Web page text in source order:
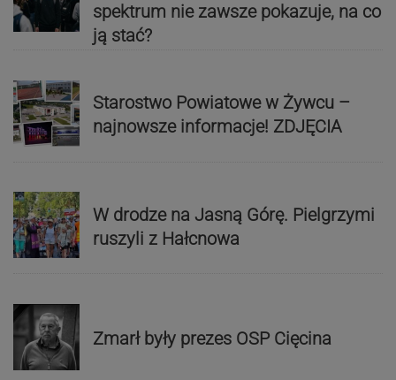
spektrum nie zawsze pokazuje, na co
ją stać?
Starostwo Powiatowe w Żywcu –
najnowsze informacje! ZDJĘCIA
W drodze na Jasną Górę. Pielgrzymi
ruszyli z Hałcnowa
Zmarł były prezes OSP Cięcina